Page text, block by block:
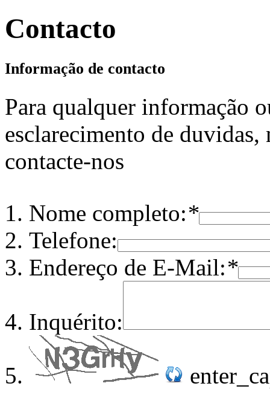
Contacto
Informação de contacto
Para qualquer informação
esclarecimento de duvidas,
contacte-nos
Nome completo:*
Telefone:
Endereço de E-Mail:*
Inquérito: